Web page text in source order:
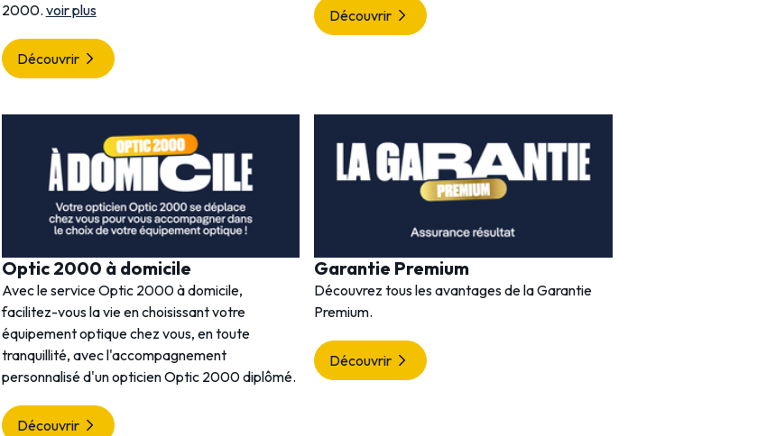
2000. voir plus
Découvrir
Découvrir
Optic 2000 à domicile
Avec le service Optic 2000 à domicile,
facilitez-vous la vie en choisissant votre
équipement optique chez vous, en toute
tranquillité, avec l'accompagnement
personnalisé d'un opticien Optic 2000 diplômé.
Découvrir
Garantie Premium
Découvrez tous les avantages de la Garantie
Premium.
Découvrir